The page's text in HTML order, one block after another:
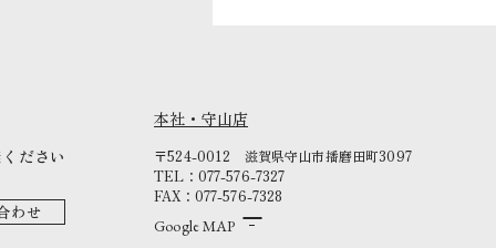
ださい
わせ
本社・守山店
〒524-0012 滋賀県守山市播磨田町3097
TEL：077-576-7327
FAX：077-576-7328
Google MAP